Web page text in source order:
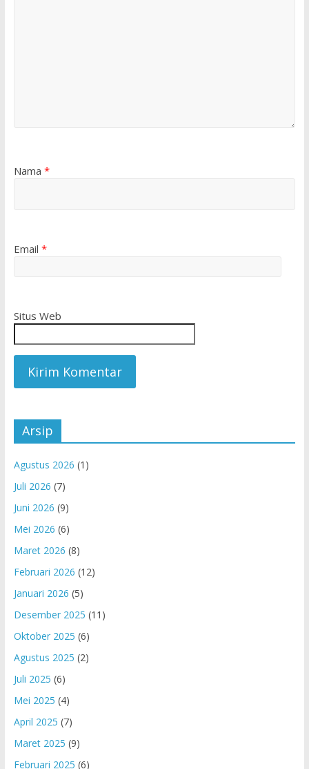
Nama *
Email *
Situs Web
Arsip
Agustus 2026 (1)
Juli 2026 (7)
Juni 2026 (9)
Mei 2026 (6)
Maret 2026 (8)
Februari 2026 (12)
Januari 2026 (5)
Desember 2025 (11)
Oktober 2025 (6)
Agustus 2025 (2)
Juli 2025 (6)
Mei 2025 (4)
April 2025 (7)
Maret 2025 (9)
Februari 2025 (6)